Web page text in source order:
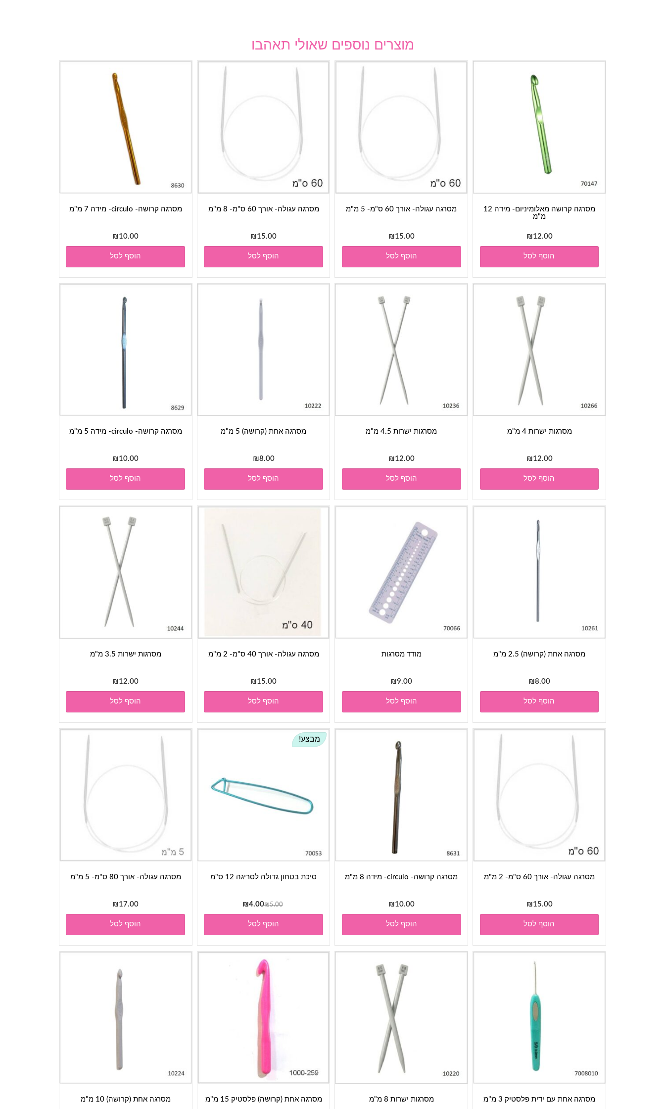
מוצרים נוספים שאולי תאהבו
מסרגה קרושה- circulo- מידה 7 מ"מ
₪10.00
הוסף לסל
מסרגה עגולה- אורך 60 ס"מ- 8 מ"מ
₪15.00
הוסף לסל
מסרגה עגולה- אורך 60 ס"מ- 5 מ"מ
₪15.00
הוסף לסל
מסרגה קרושה מאלומיניום- מידה 12
מ"מ
₪12.00
הוסף לסל
מסרגה קרושה- circulo- מידה 5 מ"מ
₪10.00
הוסף לסל
מסרגה אחת (קרושה) 5 מ"מ
₪8.00
הוסף לסל
מסרגות ישרות 4.5 מ"מ
₪12.00
הוסף לסל
מסרגות ישרות 4 מ"מ
₪12.00
הוסף לסל
מסרגות ישרות 3.5 מ"מ
₪12.00
הוסף לסל
מסרגה עגולה- אורך 40 ס"מ- 2 מ"מ
₪15.00
הוסף לסל
מודד מסרגות
₪9.00
הוסף לסל
מסרגה אחת (קרושה) 2.5 מ"מ
₪8.00
הוסף לסל
מסרגה עגולה- אורך 80 ס"מ- 5 מ"מ
₪17.00
הוסף לסל
מבצע!
סיכת בטחון גדולה לסריגה 12 ס"מ
₪5.00
המחיר
המקורי
היה:
₪5.00.
₪4.00
הנוכחי
₪4.00.
הוסף לסל
מסרגה קרושה- circulo- מידה 8 מ"מ
₪10.00
הוסף לסל
מסרגה עגולה- אורך 60 ס"מ- 2 מ"מ
₪15.00
הוסף לסל
מסרגה אחת (קרושה) 10 מ"מ מסרגה אחת (קרושה) פלסטיק 15 מ"מ מסרגות ישרות 8 מ"מ מסרגה אחת עם ידית פלסטיק 3 מ"מ